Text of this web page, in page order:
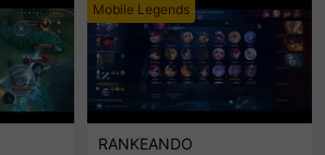
Mobile Legends
RANKEANDO